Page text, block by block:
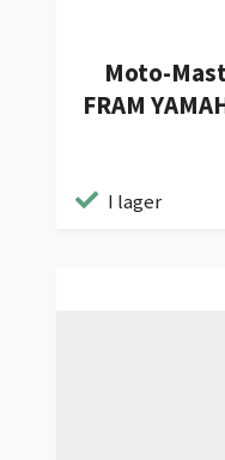
Moto-
FRAM
I lager